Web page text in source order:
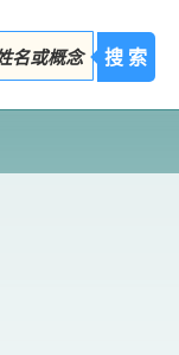
搜 索